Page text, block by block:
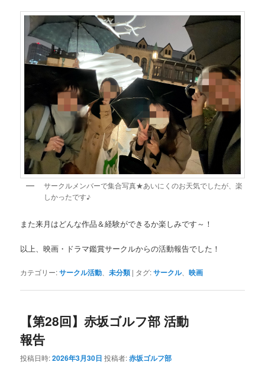
サークルメンバーで集合写真★あいにくのお天気でしたが、楽
しかったです♪
また来月はどんな作品＆経験ができるか楽しみです～！
以上、映画・ドラマ鑑賞サークルからの活動報告でした！
カテゴリー:サークル活動 、未分類 | タグ:サークル、映画
【第28回】赤坂ゴルフ部 活動
報告
投稿日時:2026年3月30日 投稿者:赤坂ゴルフ部